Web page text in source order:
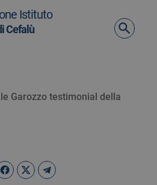
navigazione
Istituto
Cefalù
Garozzo testimonial della